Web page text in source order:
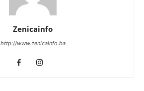
Zenicainfo
http://www.zenicainfo.ba